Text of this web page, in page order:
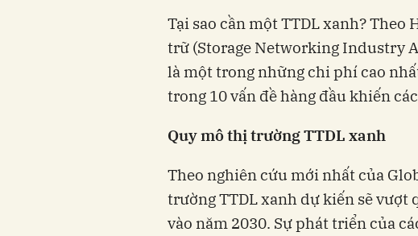
Tại sao cần một TTDL xanh?
trữ (Storage Networking Industry
là một trong những chi phí cao
trong 10 vấn đề hàng đầu khiến
Quy mô thị trường TTDL xanh
Theo nghiên cứu mới nhất của
trường TTDL xanh dự kiến sẽ vượt
vào năm 2030. Sự phát triển của